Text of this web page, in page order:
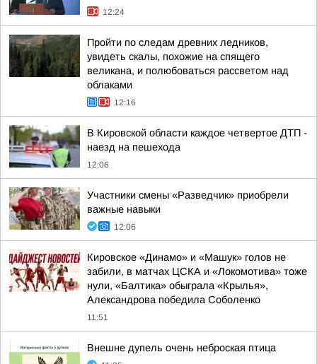
12:24
Пройти по следам древних ледников,
увидеть скалы, похожие на спящего
великана, и полюбоваться рассветом над
облаками
12:16
В Кировской области каждое четвертое ДТП -
наезд на пешехода
12:06
Участники смены «Разведчик» приобрели
важные навыки
12:06
Кировское «Динамо» и «Машук» голов не
забили, в матчах ЦСКА и «Локомотива» тоже
нули, «Балтика» обыграла «Крылья»,
Александрова победила Соболенко
11:51
Внешне дупель очень неброская птица